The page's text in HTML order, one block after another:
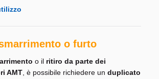
o furto
o il ritiro da parte dei
AMT, è possibile richiedere un duplicato